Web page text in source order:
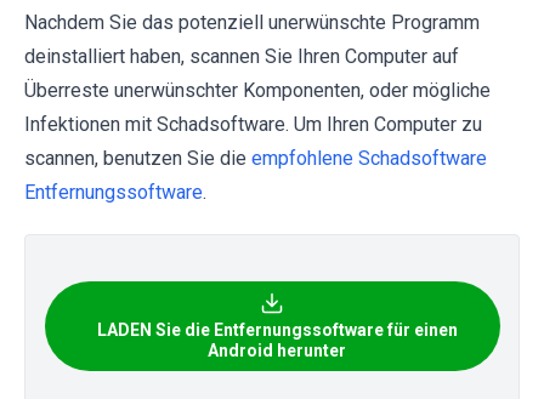
Nachdem Sie das potenziell unerwünschte Programm
deinstalliert haben, scannen Sie Ihren Computer auf
Überreste unerwünschter Komponenten, oder mögliche
Infektionen mit Schadsoftware. Um Ihren Computer zu
scannen, benutzen Sie die empfohlene Schadsoftware
Entfernungssoftware.
LADEN Sie die Entfernungssoftware für einen
Android herunter